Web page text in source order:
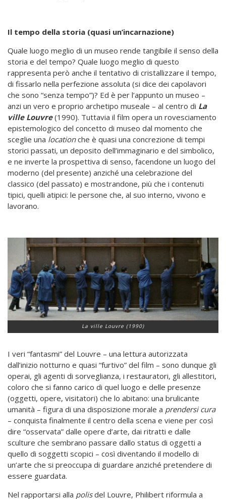
Il tempo della storia (quasi un’incarnazione)
Quale luogo meglio di un museo rende tangibile il senso della
storia e del tempo? Quale luogo meglio di questo
rappresenta però anche il tentativo di cristallizzare il tempo,
di fissarlo nella perfezione assoluta (si dice dei capolavori
che sono “senza tempo”)? Ed è per l’appunto un museo –
anzi un vero e proprio archetipo museale – al centro di La
ville Louvre(1990). Tuttavia il film opera un rovesciamento
epistemologico del concetto di museo dal momento che
sceglie una locationche è quasi una concrezione di tempi
storici passati, un deposito dell’immaginario e del simbolico,
e ne inverte la prospettiva di senso, facendone un luogo del
moderno (del presente) anziché una celebrazione del
classico (del passato) e mostrandone, più che i contenuti
tipici, quelli atipici: le persone che, al suo interno, vivono e
lavorano.
La ville Louvre (1990)
I veri “fantasmi” del Louvre – una lettura autorizzata
dall’inizio notturno e quasi “furtivo” del film – sono dunque gli
operai, gli agenti di sorveglianza, i restauratori, gli allestitori,
coloro che si fanno carico di quel luogo e delle presenze
(oggetti, opere, visitatori) che lo abitano: una brulicante
umanità – figura di una disposizione morale a prendersi cura
– conquista finalmente il centro della scena e viene per così
dire “osservata” dalle opere d’arte, dai ritratti e dalle
sculture che sembrano passare dallo status di oggetti a
quello di soggetti scopici – così diventando il modello di
un’arte che si preoccupa di guardare anziché pretendere di
essere guardata.
Nel rapportarsi alla polisdel Louvre, Philibert riformula a